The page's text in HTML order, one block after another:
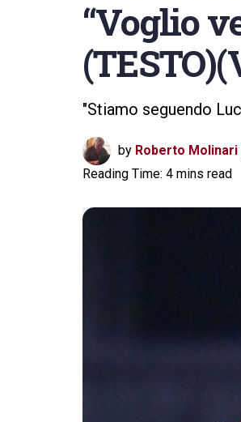
“Voglio
"Stiamo seguendo
by Roberto Molinari
Reading Time: 4 mins read